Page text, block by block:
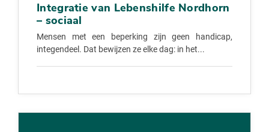
Integratie van Lebenshilfe Nordhorn
– sociaal
Mensen met een beperking zijn geen handicap,
integendeel. Dat bewijzen ze elke dag: in het...